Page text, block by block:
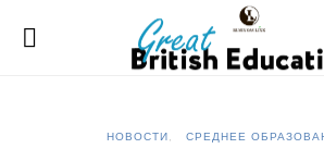
НОВОСТИ СРЕДНЕЕ